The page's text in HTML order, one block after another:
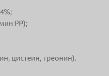
РР);
цистеин, треонин).